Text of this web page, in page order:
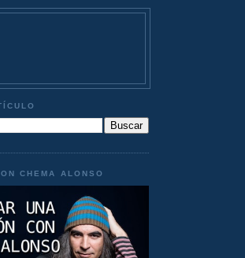
CHEMA ALONSO